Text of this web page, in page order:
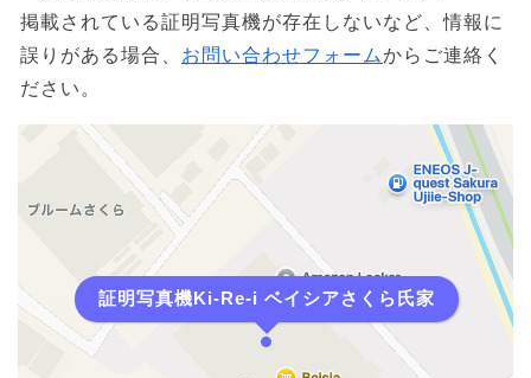
掲載されている証明写真機が存在しないなど、情報に
誤りがある場合、 お問い合わせフォームからご連絡く
ださい。
証明写真機Ki-Re-i ベイシアさくら氏家